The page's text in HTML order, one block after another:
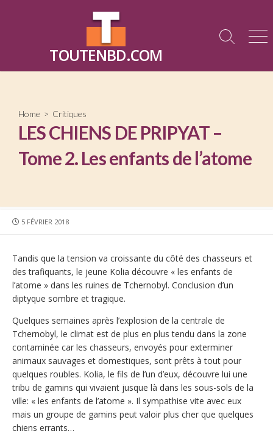
TOUTENBD.COM
Search
Home > Critiques
LES CHIENS DE PRIPYAT –
Tome 2. Les enfants de l’atome
PUBLISHED
5 FÉVRIER 2018
Tandis que la tension va croissante du côté des chasseurs et
des trafiquants, le jeune Kolia découvre « les enfants de
l’atome » dans les ruines de Tchernobyl. Conclusion d’un
diptyque sombre et tragique.
Quelques semaines après l’explosion de la centrale de
Tchernobyl, le climat est de plus en plus tendu dans la zone
contaminée car les chasseurs, envoyés pour exterminer
animaux sauvages et domestiques, sont prêts à tout pour
quelques roubles. Kolia, le fils de l’un d’eux, découvre lui une
tribu de gamins qui vivaient jusque là dans les sous-sols de la
ville: « les enfants de l’atome ». Il sympathise vite avec eux
mais un groupe de gamins peut valoir plus cher que quelques
chiens errants…